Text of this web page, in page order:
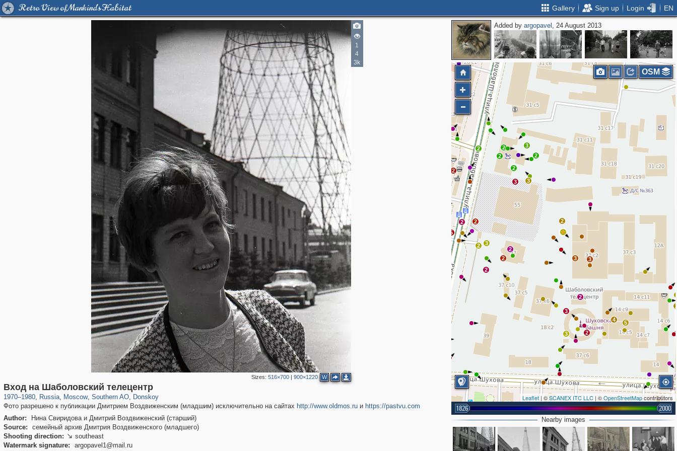
Retro View of Mankind's Habitat Gallery Sign up Login EN
1
4
3k
Sizes: 516×700| 900×1220 W
Вход на Шаболовский телецентр
1970–1980, Russia
1,407,232 29,248
, Moscow
319,878 8,286
, Southern AO
21,648 390
, Donskoy
2,831 59
Фото разрешено к публикации Дмитрием Воздвиженским (младшим) исключительно на сайтах http://www.oldmos.ruи https://pastvu.com
Author:
Нина Свиридова и Дмитрий Воздвиженский (старший)
Source:
семейный архив Дмитрия Воздвиженского (младшего)
Shooting direction:  southeast
Watermark signature:
argopavel1@mail.ru
Added byargopavel , 24 August 2013
2
2
5
2 3
2
2
2
3
3
2
4
2
3
5
3
2
3 3
2
2
2
2 2
3
2
2
4
Leaflet | ©SCANEX ITC LLC | ©OpenStreetMapcontributors
1826 2000
OSM
Nearby images